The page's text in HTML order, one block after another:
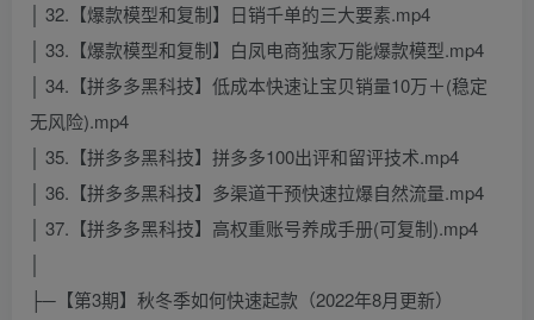
│ 32.【爆款模型和复制】日销千单的三大要素.mp4
│ 33.【爆款模型和复制】白凤电商独家万能爆款模型.mp4
│ 34.【拼多多黑科技】低成本快速让宝贝销量10万＋(稳定
无风险).mp4
│ 35.【拼多多黑科技】拼多多100出评和留评技术.mp4
│ 36.【拼多多黑科技】多渠道干预快速拉爆自然流量.mp4
│ 37.【拼多多黑科技】高权重账号养成手册(可复制).mp4
├─【第3期】秋冬季如何快速起款（2022年8月更新）